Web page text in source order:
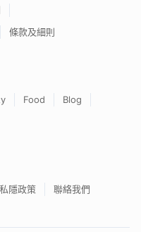
條款及細則
Food
Blog
私隱政策 聯絡我們